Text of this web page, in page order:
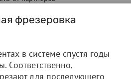
фрезеровка
в системе спустя годы
Соответственно,
для последующего